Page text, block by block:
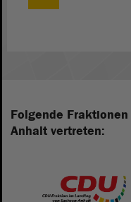
Folgende
Anhalt vertreten: